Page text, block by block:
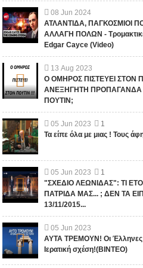
08 Jun 2024
ΑΤΛΑΝΤΙΔΑ, ΠΑΓΚΟΣΜΙΟΙ
ΑΛΛΑΓΗ ΠΟΛΩΝ -
Edgar Cayce (Video)
13 Aug 2023
Ο ΟΜΗΡΟΣ ΠΙΣΤΕΥΕΙ ΣΤΟΝ
ΑΝΕΞΗΓΗΤΗ ΠΡΟΠΑΓΑΝΔΑ
ΠΟΥΤΙΝ;
05 Jun 2023
1
Τα είπε όλα με μιας ! Τους
05 Jun 2023
1
"ΣΧΕΔΙΟ ΛΕΩΝΙΔΑΣ": ΤΙ
ΠΑΤΡΙΔΑ ΜΑΣ... ; ΔΕΝ ΤΑ
13/11/2015...
05 Jun 2023
ΑΥΤΑ ΤΡΕΜΟΥΝ! Οι Έλληνες
Ιερατική σχέση!(ΒΙΝΤΕΟ)